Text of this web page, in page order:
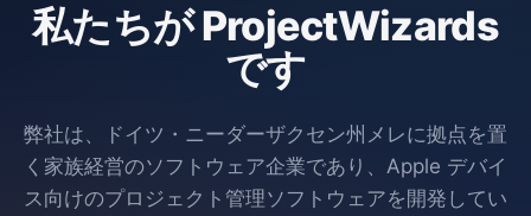
私たちが ProjectWizards
です
弊社は、ドイツ・ニーダーザクセン州メレに拠点を置
く家族経営のソフトウェア企業であり、Apple デバイ
ス向けのプロジェクト管理ソフトウェアを開発してい